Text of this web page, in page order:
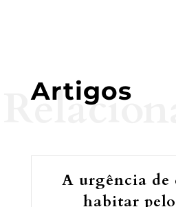
Artigos
A urgência de
habitar